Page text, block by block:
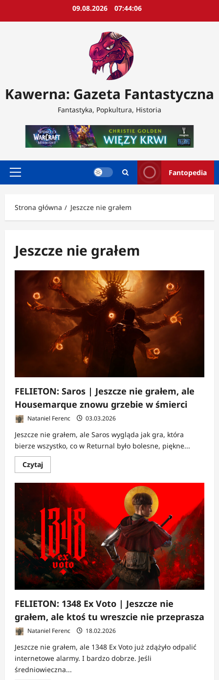
09.08.2026 07:44:09
Kawerna: Gazeta Fantastyczna
Fantastyka, Popkultura, Historia
Menu
Fantopedia
Strona główna Jeszcze nie grałem
Jeszcze nie grałem
FELIETON: Saros | Jeszcze nie grałem, ale
Housemarque znowu grzebie w śmierci
Nataniel Ferenc 03.03.2026
Jeszcze nie grałem, ale Saros wygląda jak gra, która
bierze wszystko, co w Returnal było bolesne, piękne...
CzytajDowiedz
się
o
FELIETON:
Saros
|
Jeszcze
nie
grałem,
ale
Housemarque
znowu
grzebie
w
śmierci
FELIETON: 1348 Ex Voto | Jeszcze nie
grałem, ale ktoś tu wreszcie nie przeprasza
Nataniel Ferenc 18.02.2026
Jeszcze nie grałem, ale 1348 Ex Voto już zdążyło odpalić
internetowe alarmy. I bardzo dobrze. Jeśli
średniowieczna...